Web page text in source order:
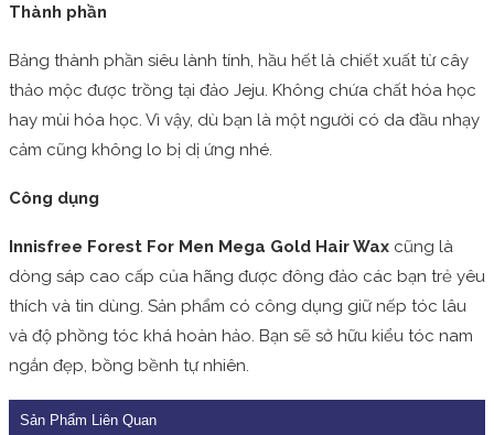
Thành phần
Bảng thành phần siêu lành tính, hầu hết là chiết xuất từ cây
thảo mộc được trồng tại đảo Jeju. Không chứa chất hóa học
hay mùi hóa học. Vì vậy, dù bạn là một người có da đầu nhạy
cảm cũng không lo bị dị ứng nhé.
Công dụng
Innisfree Forest For Men Mega Gold Hair Wax cũng là
dòng sáp cao cấp của hãng được đông đảo các bạn trẻ yêu
thích và tin dùng. Sản phẩm có công dụng giữ nếp tóc lâu
và độ phồng tóc khá hoàn hảo. Bạn sẽ sở hữu kiểu tóc nam
ngắn đẹp, bồng bềnh tự nhiên.
Sản Phẩm Liên Quan